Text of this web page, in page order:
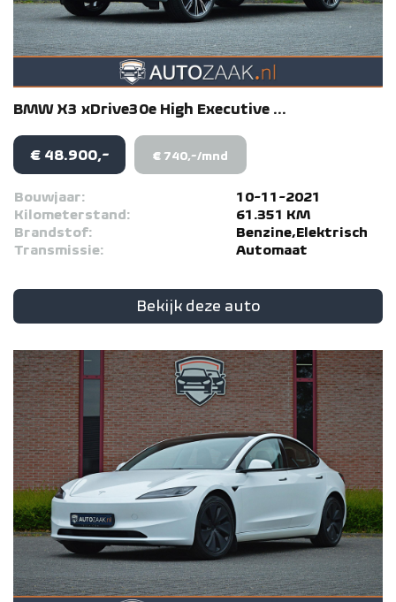
BMW X3 xDrive30e High Executive ...
€ 48.900,- € 740,-/mnd
Bouwjaar:
10-11-2021
Kilometerstand:
61.351 KM
Brandstof:
Benzine,Elektrisch
Transmissie:
Automaat
Bekijk deze auto